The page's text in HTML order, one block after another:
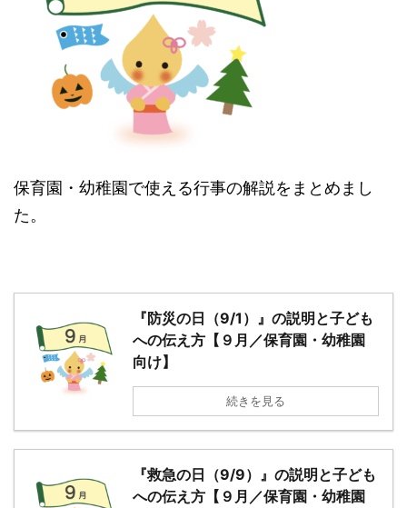
保育園・幼稚園で使える行事の解説をまとめまし
た。
『防災の日（9/1）』の説明と子ども
への伝え方【９月／保育園・幼稚園
向け】
続きを見る
『救急の日（9/9）』の説明と子ども
への伝え方【９月／保育園・幼稚園